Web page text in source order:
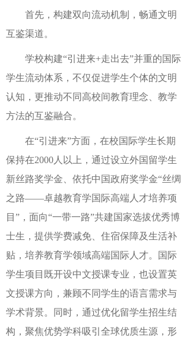
首先，构建双向流动机制，畅通文明
互鉴渠道。
学校构建“引进来+走出去”并重的国际
学生流动体系，不仅促进学生个体的文明
认知，更推动不同高校间教育理念、教学
方法的互鉴融合。
在“引进来”方面，在校国际学生长期
保持在2000人以上，通过设立外国留学生
新丝路奖学金、依托中国政府奖学金“丝绸
之路——卓越教育学国际高端人才培养项
目”，面向“一带一路”共建国家选拔优秀博
士生，提供学费减免、住宿保障及生活补
贴，培养教育学领域高端国际人才。国际
学生项目既开设中文授课专业，也设置英
文授课方向，兼顾不同学生的语言需求与
学术背景。同时，通过优化留学生招生结
构，聚焦优势学科吸引全球优质生源，形